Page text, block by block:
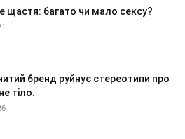
щастя: багато чи мало сексу?
бренд руйнує стереотипи про
тіло.